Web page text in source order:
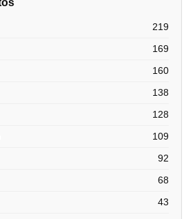
219
169
160
138
128
109
92
68
43